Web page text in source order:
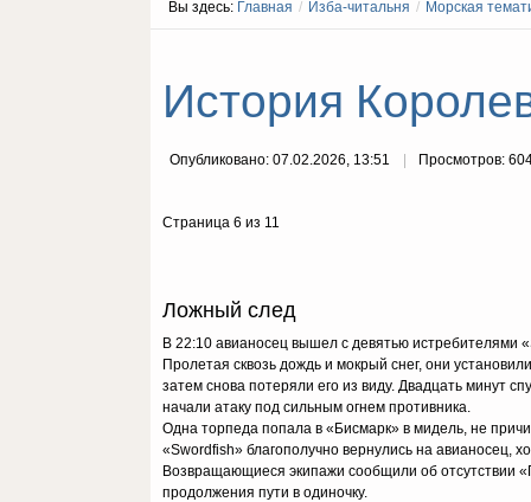
Вы здесь: Главная / Изба-читальня / Морская
История
Опубликовано: 07.02.2026, 13:51 Просмотров:
Страница 6 из 11
Ложный след
В 22:10 авианосец вышел с девятью истребителями
Пролетая сквозь дождь и мокрый снег, они
затем снова потеряли его из виду. Двадцать минут
начали атаку под сильным огнем противника.
Одна торпеда попала в «Бисмарк» в мидель, не
«Swordfish» благополучно вернулись на авианосец,
Возвращающиеся экипажи сообщили об отсутствии
продолжения пути в одиночку.